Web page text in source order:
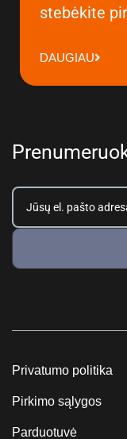
stebėkite
DAUGIAU
Privatumo politika
Pirkimo sąlygos
Parduotuvė